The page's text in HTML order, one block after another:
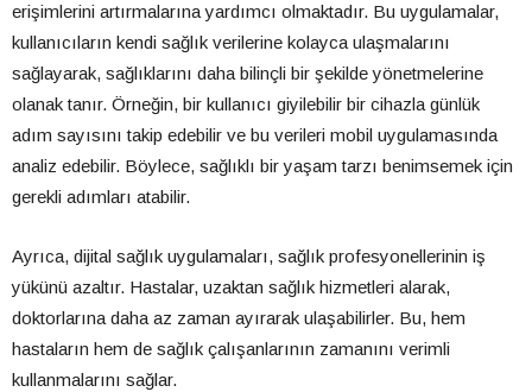
erişimlerini artırmalarına yardımcı olmaktadır. Bu uygulamalar,
kullanıcıların kendi sağlık verilerine kolayca ulaşmalarını
sağlayarak, sağlıklarını daha bilinçli bir şekilde yönetmelerine
olanak tanır. Örneğin, bir kullanıcı giyilebilir bir cihazla günlük
adım sayısını takip edebilir ve bu verileri mobil uygulamasında
analiz edebilir. Böylece, sağlıklı bir yaşam tarzı benimsemek için
gerekli adımları atabilir.
Ayrıca, dijital sağlık uygulamaları, sağlık profesyonellerinin iş
yükünü azaltır. Hastalar, uzaktan sağlık hizmetleri alarak,
doktorlarına daha az zaman ayırarak ulaşabilirler. Bu, hem
hastaların hem de sağlık çalışanlarının zamanını verimli
kullanmalarını sağlar.